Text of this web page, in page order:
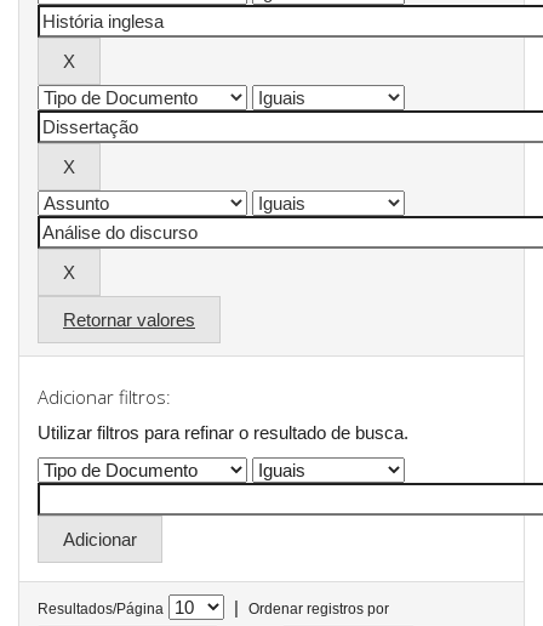
Retornar valores
Adicionar filtros:
Utilizar filtros para refinar o resultado de busca.
Resultados/Página |
Ordenar registros por